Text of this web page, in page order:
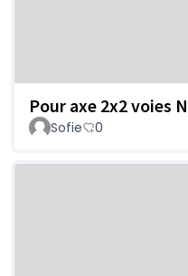
Pour axe 2x2 voies
Sofie 0